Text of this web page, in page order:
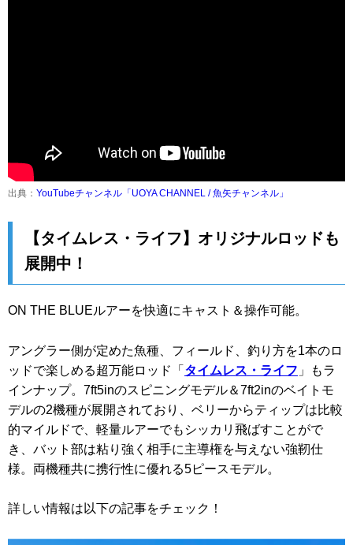
出典： YouTubeチャンネル「UOYA CHANNEL / 魚矢チャンネル」
【タイムレス・ライフ】オリジナルロッドも
展開中！
ON THE BLUEルアーを快適にキャスト＆操作可能。
アングラー側が定めた魚種、フィールド、釣り方を1本のロ
ッドで楽しめる超万能ロッド「 タイムレス・ライフ 」もラ
インナップ。7ft5inのスピニングモデル＆7ft2inのベイトモ
デルの2機種が展開されており、ベリーからティップは比較
的マイルドで、軽量ルアーでもシッカリ飛ばすことがで
き、バット部は粘り強く相手に主導権を与えない強靭仕
様。両機種共に携行性に優れる5ピースモデル。
詳しい情報は以下の記事をチェック！